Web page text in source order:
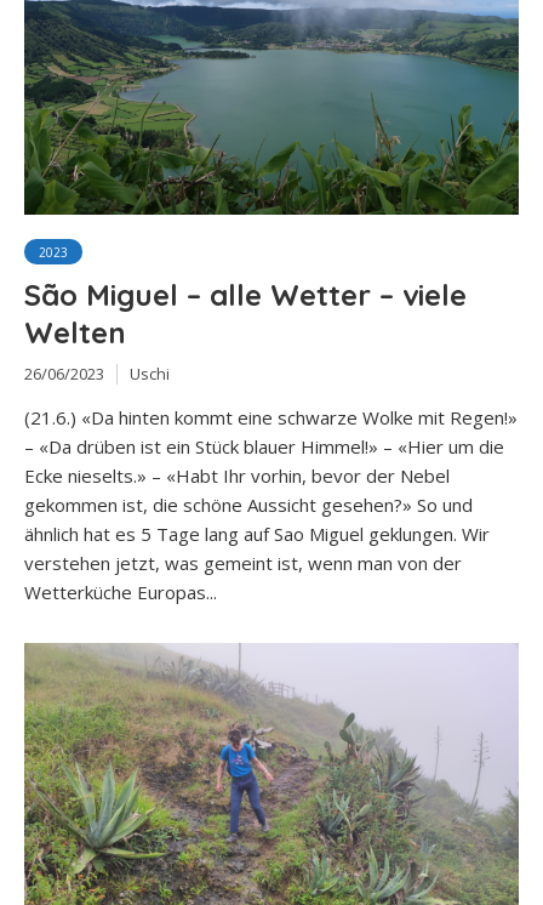
2023
São Miguel – alle Wetter – viele
Welten
26/06/2023 Uschi
(21.6.) «Da hinten kommt eine schwarze Wolke mit Regen!»
– «Da drüben ist ein Stück blauer Himmel!» – «Hier um die
Ecke nieselts.» – «Habt Ihr vorhin, bevor der Nebel
gekommen ist, die schöne Aussicht gesehen?» So und
ähnlich hat es 5 Tage lang auf Sao Miguel geklungen. Wir
verstehen jetzt, was gemeint ist, wenn man von der
Wetterküche Europas...